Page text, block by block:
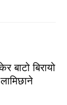
बाटो बिरायो